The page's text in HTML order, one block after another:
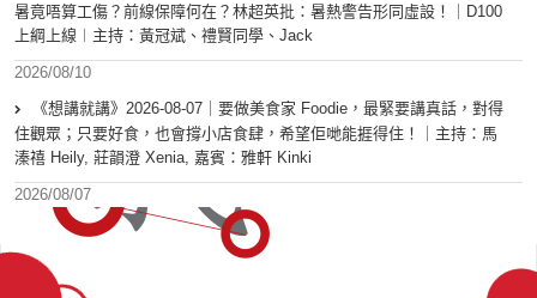
暑竟唔算工傷？前線保障何在？林超英批：暑熱警告形同虛設！｜D100
上綱上線︱主持：黃冠斌、禮賢同學、Jack
2026/08/10
《想講就講》2026-08-07｜要做美食家 Foodie，最緊要講真話，對得
住觀眾；只要好食，也會撐小店食肆，希望佢哋能捱得住！｜主持：馬
溱禧 Heily, 莊韻澄 Xenia, 嘉賓：雅軒 Kinki
2026/08/07